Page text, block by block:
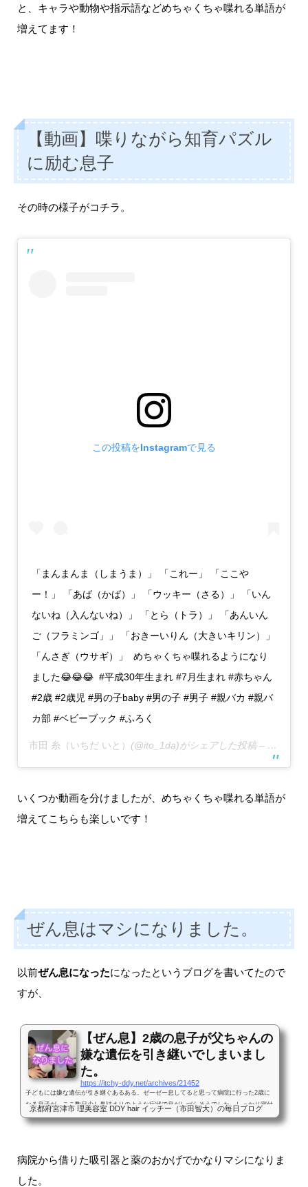
と、キャラや動物や指示語などめちゃくちゃ喋れる単語が
増えてます！
【動画】喋りながら知育パズル
に励む息子
その時の様子がコチラ。
この投稿をInstagramで見る
「まんまんま（しまうま）」 「これー」 「ここや
ー！」 「あば（かば）」 「ウッキー（さる）」 「いん
ないね（入んないね）」 「とら（トラ）」 「あんいん
ご（フラミンゴ」」 「おきーいりん（大きいキリン）」
「んさぎ（ウサギ）」 めちゃくちゃ喋れるようになり
ました😂😂😂 #平成30年生まれ #7月生まれ #赤ちゃん
#2歳 #2歳児 #男の子baby #男の子 #男子 #親バカ #親バ
カ部 #ベビーブック #ふろく
市田 糸（いちだ いと） (@ito_1da)がシェアした投稿 – 2020年
いくつか動画を分けましたが、めちゃくちゃ喋れる単語が
増えてこちらも楽しいです！
ぜん息はマシになりました。
以前ぜん息になったになったというブログを書いてたので
すが、
【ぜん息】2歳の息子が父ちゃんの
嫌な遺伝を引き継いでしまいまし
た。
https://itchy-ddy.net/archives/21452
子どもには嫌な遺伝が引き継ぐあるある。ゼーゼー息してると思って病院に行った2歳に
なる息子が、ここ数日少し鼻詰まりのような症状で息がしづらそうでした。しっかり寝付
とに。本人は元気ですし薬さえもらえたらいいやと思ってたのですが、少し心配してたの
る僕も小さい頃ぜん...
京都府宮津市 理美容室 DDY hair イッチー（市田智大）の毎日ブログ
病院から借りた吸引器と薬のおかげでかなりマシになりま
した。